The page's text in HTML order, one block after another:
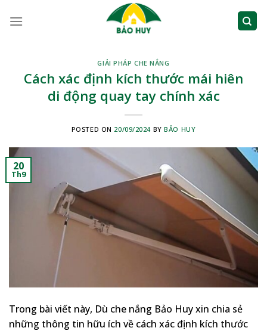
GIẢI PHÁP CHE NẮNG
Cách xác định kích thước mái hiên
di động quay tay chính xác
POSTED ON 20/09/2024 BYBẢO HUY
20
Th9
Trong bài viết này, Dù che nắng Bảo Huy xin chia sẻ
những thông tin hữu ích về cách xác định kích thước